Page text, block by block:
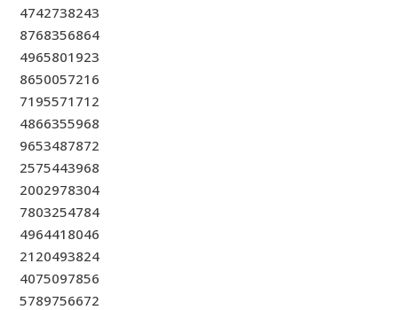
4742738243
8768356864
4965801923
8650057216
7195571712
4866355968
9653487872
2575443968
2002978304
7803254784
4964418046
2120493824
4075097856
5789756672